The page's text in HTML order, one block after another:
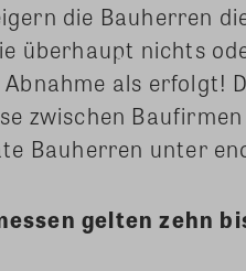
die Bauherren
überhaupt nichts
Abnahme als erfolgt!
zwischen
Bauherren unter
gelten zehn